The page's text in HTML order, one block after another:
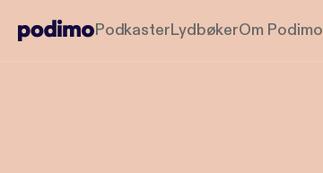
PodkasterLydbøkerOm Podimo